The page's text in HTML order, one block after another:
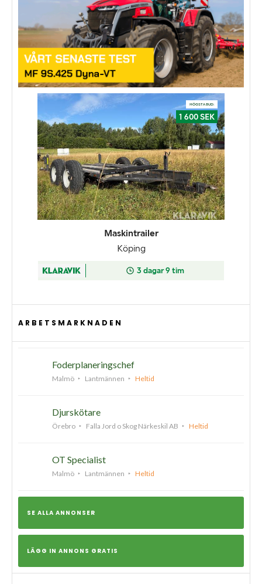
ARBETSMARKNADEN
Foderplaneringschef
Malmö Lantmännen Heltid
Djurskötare
Örebro Falla Jord o Skog Närkeskil AB Heltid
OT Specialist
Malmö Lantmännen Heltid
SE ALLA ANNONSER
LÄGG IN ANNONS GRATIS